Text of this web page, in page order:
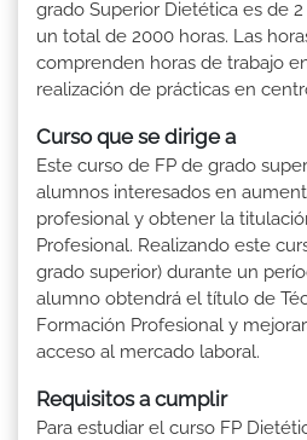
grado Superior Dietética es de
un total de 2000 horas. Las
comprenden horas de trabajo
realización de prácticas en
Curso que se dirige a
Este curso de FP de grado
alumnos interesados en
profesional y obtener la
Profesional. Realizando este
grado superior) durante un
alumno obtendrá el título de
Formación Profesional y
acceso al mercado laboral.
Requisitos a cumplir
Para estudiar el curso FP